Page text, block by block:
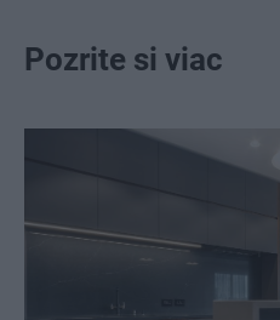
Pozrite si viac